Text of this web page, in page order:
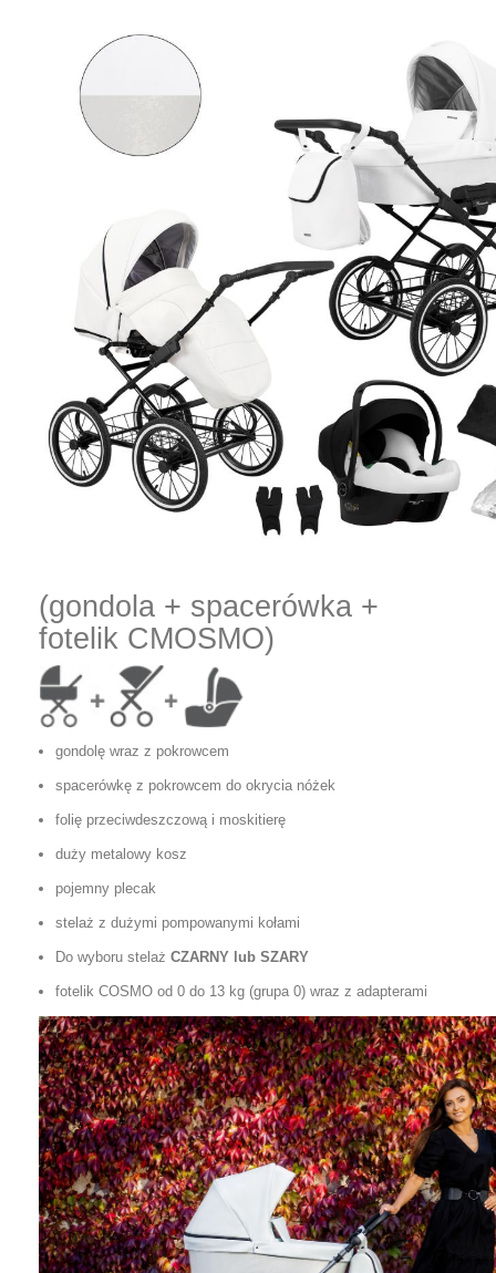
(gondola + spacerówka +
fotelik CMOSMO)
gondolę wraz z pokrowcem
spacerówkę z pokrowcem do okrycia nóżek
folię przeciwdeszczową i moskitierę
duży metalowy kosz
pojemny plecak
stelaż z dużymi pompowanymi kołami
Do wyboru stelaż CZARNY lub SZARY
fotelik COSMO od 0 do 13 kg (grupa 0) wraz z adapterami